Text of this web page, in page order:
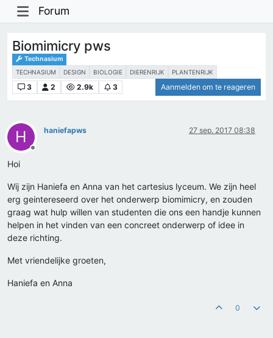
Forum
Biomimicry pws
Technasium
TECHNASIUM DESIGN BIOLOGIE DIERENRIJK PLANTENRIJK
3 2 2.9k 3 Aanmelden om te reageren
H
Offline
haniefapws 27 sep. 2017 08:38
Hoi
Wij zijn Haniefa en Anna van het cartesius lyceum. We zijn heel
erg geintereseerd over het onderwerp biomimicry, en zouden
graag wat hulp willen van studenten die ons een handje kunnen
helpen in het vinden van een concreet onderwerp of idee in
deze richting.
Met vriendelijke groeten,
Haniefa en Anna
0